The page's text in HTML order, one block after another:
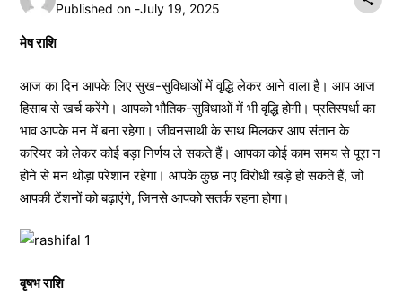
Published on -July 19, 2025
मेष राशि
आज का दिन आपके लिए सुख-सुविधाओं में वृद्धि लेकर आने वाला है। आप आज
हिसाब से खर्च करेंगे। आपको भौतिक-सुविधाओं में भी वृद्धि होगी। प्रतिस्पर्धा का
भाव आपके मन में बना रहेगा। जीवनसाथी के साथ मिलकर आप संतान के
करियर को लेकर कोई बड़ा निर्णय ले सकते हैं। आपका कोई काम समय से पूरा न
होने से मन थोड़ा परेशान रहेगा। आपके कुछ नए विरोधी खड़े हो सकते हैं, जो
आपकी टेंशनों को बढ़ाएंगे, जिनसे आपको सतर्क रहना होगा।
वृषभ राशि